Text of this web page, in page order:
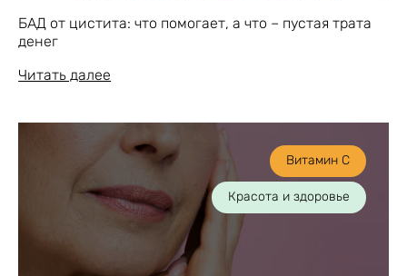
БАД от цистита: что помогает, а что – пустая трата
денег
Читать далее
Витамин С
Красота и здоровье